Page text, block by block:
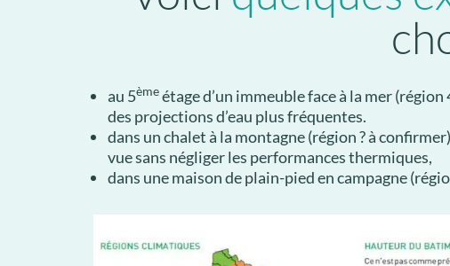
au 5èmeétage d’un immeuble face à la mer (région
des projections d’eau plus fréquentes.
dans un chalet à la montagne (région ? à
vue sans négliger les performances thermiques,
dans une maison de plain-pied en campagne